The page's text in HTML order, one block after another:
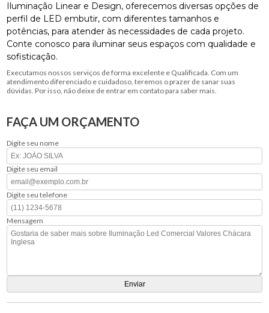
Iluminação Linear e Design, oferecemos diversas opções de
perfil de LED embutir, com diferentes tamanhos e
potências, para atender às necessidades de cada projeto.
Conte conosco para iluminar seus espaços com qualidade e
sofisticação.
Executamos nossos serviços de forma excelente e Qualificada. Com um
atendimento diferenciado e cuidadoso, teremos o prazer de sanar suas
dúvidas. Por isso, não deixe de entrar em contato para saber mais.
FAÇA UM ORÇAMENTO
Digite seu nome
Digite seu email
Digite seu telefone
Mensagem